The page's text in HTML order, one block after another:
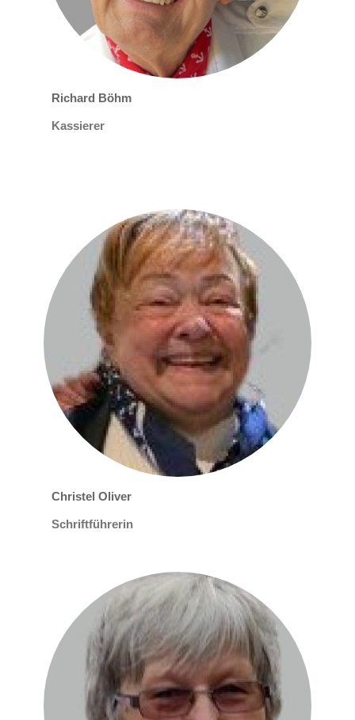
Richard Böhm
Kassierer
Christel Oliver
Schriftführerin